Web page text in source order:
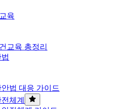
육
교육 총정리
법 대응 가이드
체계